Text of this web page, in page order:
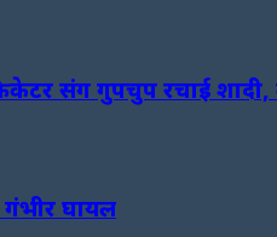
संग गुपचुप रचाई
घायल